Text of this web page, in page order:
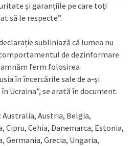
și garanțiile pe care toți
să le respecte”.
subliniază că lumea nu
de dezinformare
ferm folosirea
în încercările sale de a-și
Ucraina”, se arată în document.
Austria, Belgia,
Cipru, Cehia, Danemarca, Estonia,
Germania, Grecia, Ungaria,